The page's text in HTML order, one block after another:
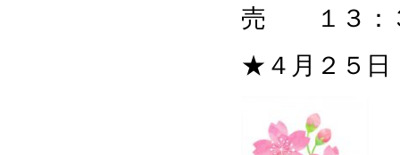
売 １３：
★４月２５